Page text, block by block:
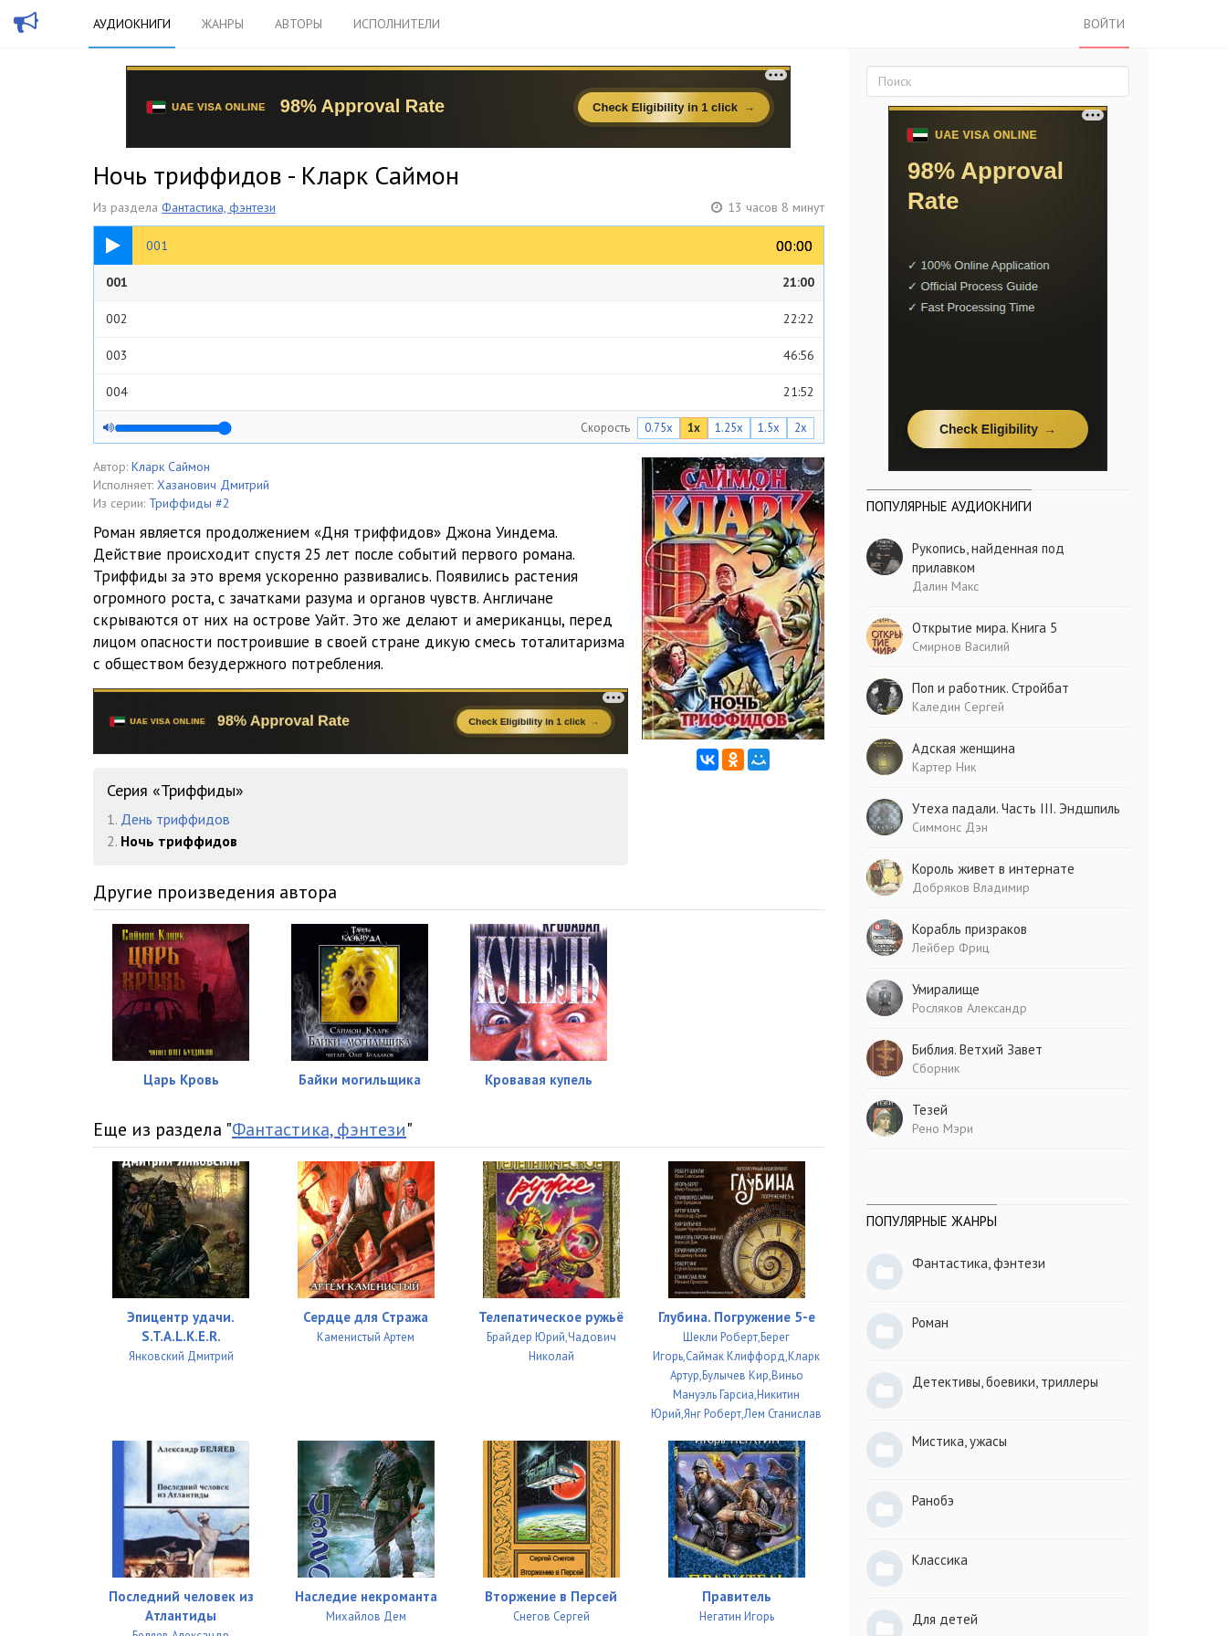
АУДИОКНИГИ ЖАНРЫ АВТОРЫ ИСПОЛНИТЕЛИ ВОЙТИ
Ночь триффидов - Кларк Саймон
Из раздела Фантастика, фэнтези 13 часов 8 минут
001 00:00
00:00
21:00
001 21:00
002 22:22
003 46:56
004 21:52
005 13:23
006 23:56
007 14:59
008 26:10
009 15:52
010 18:29
011 11:22
20:59
013 23:49
014
015
016
018
019
020
021
022
025 14:06
026 12:17
027 08:22
028 19:34
21:52
09:15
21:14
033 22:18
034 11:11
035 21:44
036 15:35
037
Скорость 0.75x 1x 1.25x 1.5x 2x
Автор: Кларк Саймон
Исполняет: Хазанович Дмитрий
Из серии: Триффиды #2
Роман является продолжением «Дня триффидов» Джона Уиндема.
Действие происходит спустя 25 лет после событий первого романа.
Триффиды за это время ускоренно развивались. Появились растения
огромного роста, с зачатками разума и органов чувств. Англичане
скрываются от них на острове Уайт. Это же делают и американцы, перед
лицом опасности построившие в своей стране дикую смесь тоталитаризма
с обществом безудержного потребления.
Серия «Триффиды»
1. День триффидов
2. Ночь триффидов
Другие произведения автора
Царь Кровь Байки могильщика Кровавая купель
Еще из раздела "Фантастика, фэнтези"
Эпицентр удачи.
S.T.A.L.K.E.R.
Янковский Дмитрий
Сердце для Стража
Каменистый Артем
Телепатическое ружьё
Брайдер Юрий,Чадович
Николай
Глубина. Погружение 5-е
Шекли Роберт,Берег
Игорь,Саймак Клиффорд,Кларк
Артур,Булычев Кир,Виньо
Мануэль Гарсиа,Никитин
Юрий,Янг Роберт,Лем Станислав
Последний человек из
Атлантиды
Наследие некроманта
Михайлов Дем
Вторжение в Персей
Снегов Сергей
Правитель
Негатин Игорь
ПОПУЛЯРНЫЕ АУДИОКНИГИ
Рукопись, найденная под
прилавком
Далин Макс
Открытие мира. Книга 5
Смирнов Василий
Поп и работник. Стройбат
Каледин Сергей
Адская женщина
Картер Ник
Утеха падали. Часть III. Эндшпиль
Симмонс Дэн
Король живет в интернате
Добряков Владимир
Корабль призраков
Лейбер Фриц
Умиралище
Росляков Александр
Библия. Ветхий Завет
Сборник
Тезей
Рено Мэри
ПОПУЛЯРНЫЕ ЖАНРЫ
Фантастика, фэнтези
Роман
Детективы, боевики, триллеры
Мистика, ужасы
Ранобэ
Классика
Для детей